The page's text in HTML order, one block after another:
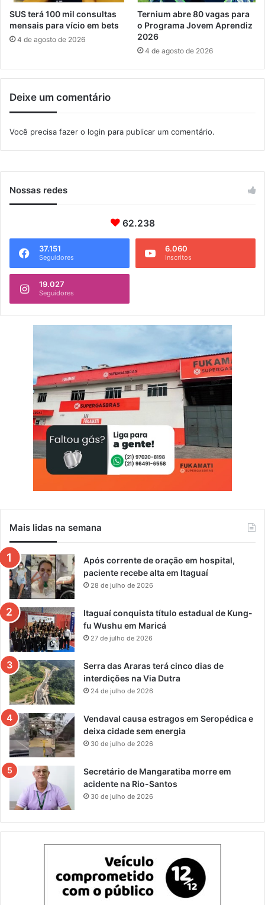
a
P
o
a
C
v
i
e
m
SUS terá 100 mil consultas
mensais para vício em bets
4 de agosto de 2026
Ternium abre 80 vagas para
o Programa Jovem Aprendiz
2026
4 de agosto de 2026
Deixe um comentário
Você precisa fazer o login para publicar um comentário.
Nossas redes
62.238
37.151
Seguidores
6.060
Inscritos
19.027
Seguidores
Mais lidas na semana
Após corrente de oração em hospital,
paciente recebe alta em Itaguaí
28 de julho de 2026
Itaguaí conquista título estadual de Kung-
fu Wushu em Maricá
27 de julho de 2026
Serra das Araras terá cinco dias de
interdições na Via Dutra
24 de julho de 2026
Vendaval causa estragos em Seropédica e
deixa cidade sem energia
30 de julho de 2026
Secretário de Mangaratiba morre em
acidente na Rio-Santos
30 de julho de 2026